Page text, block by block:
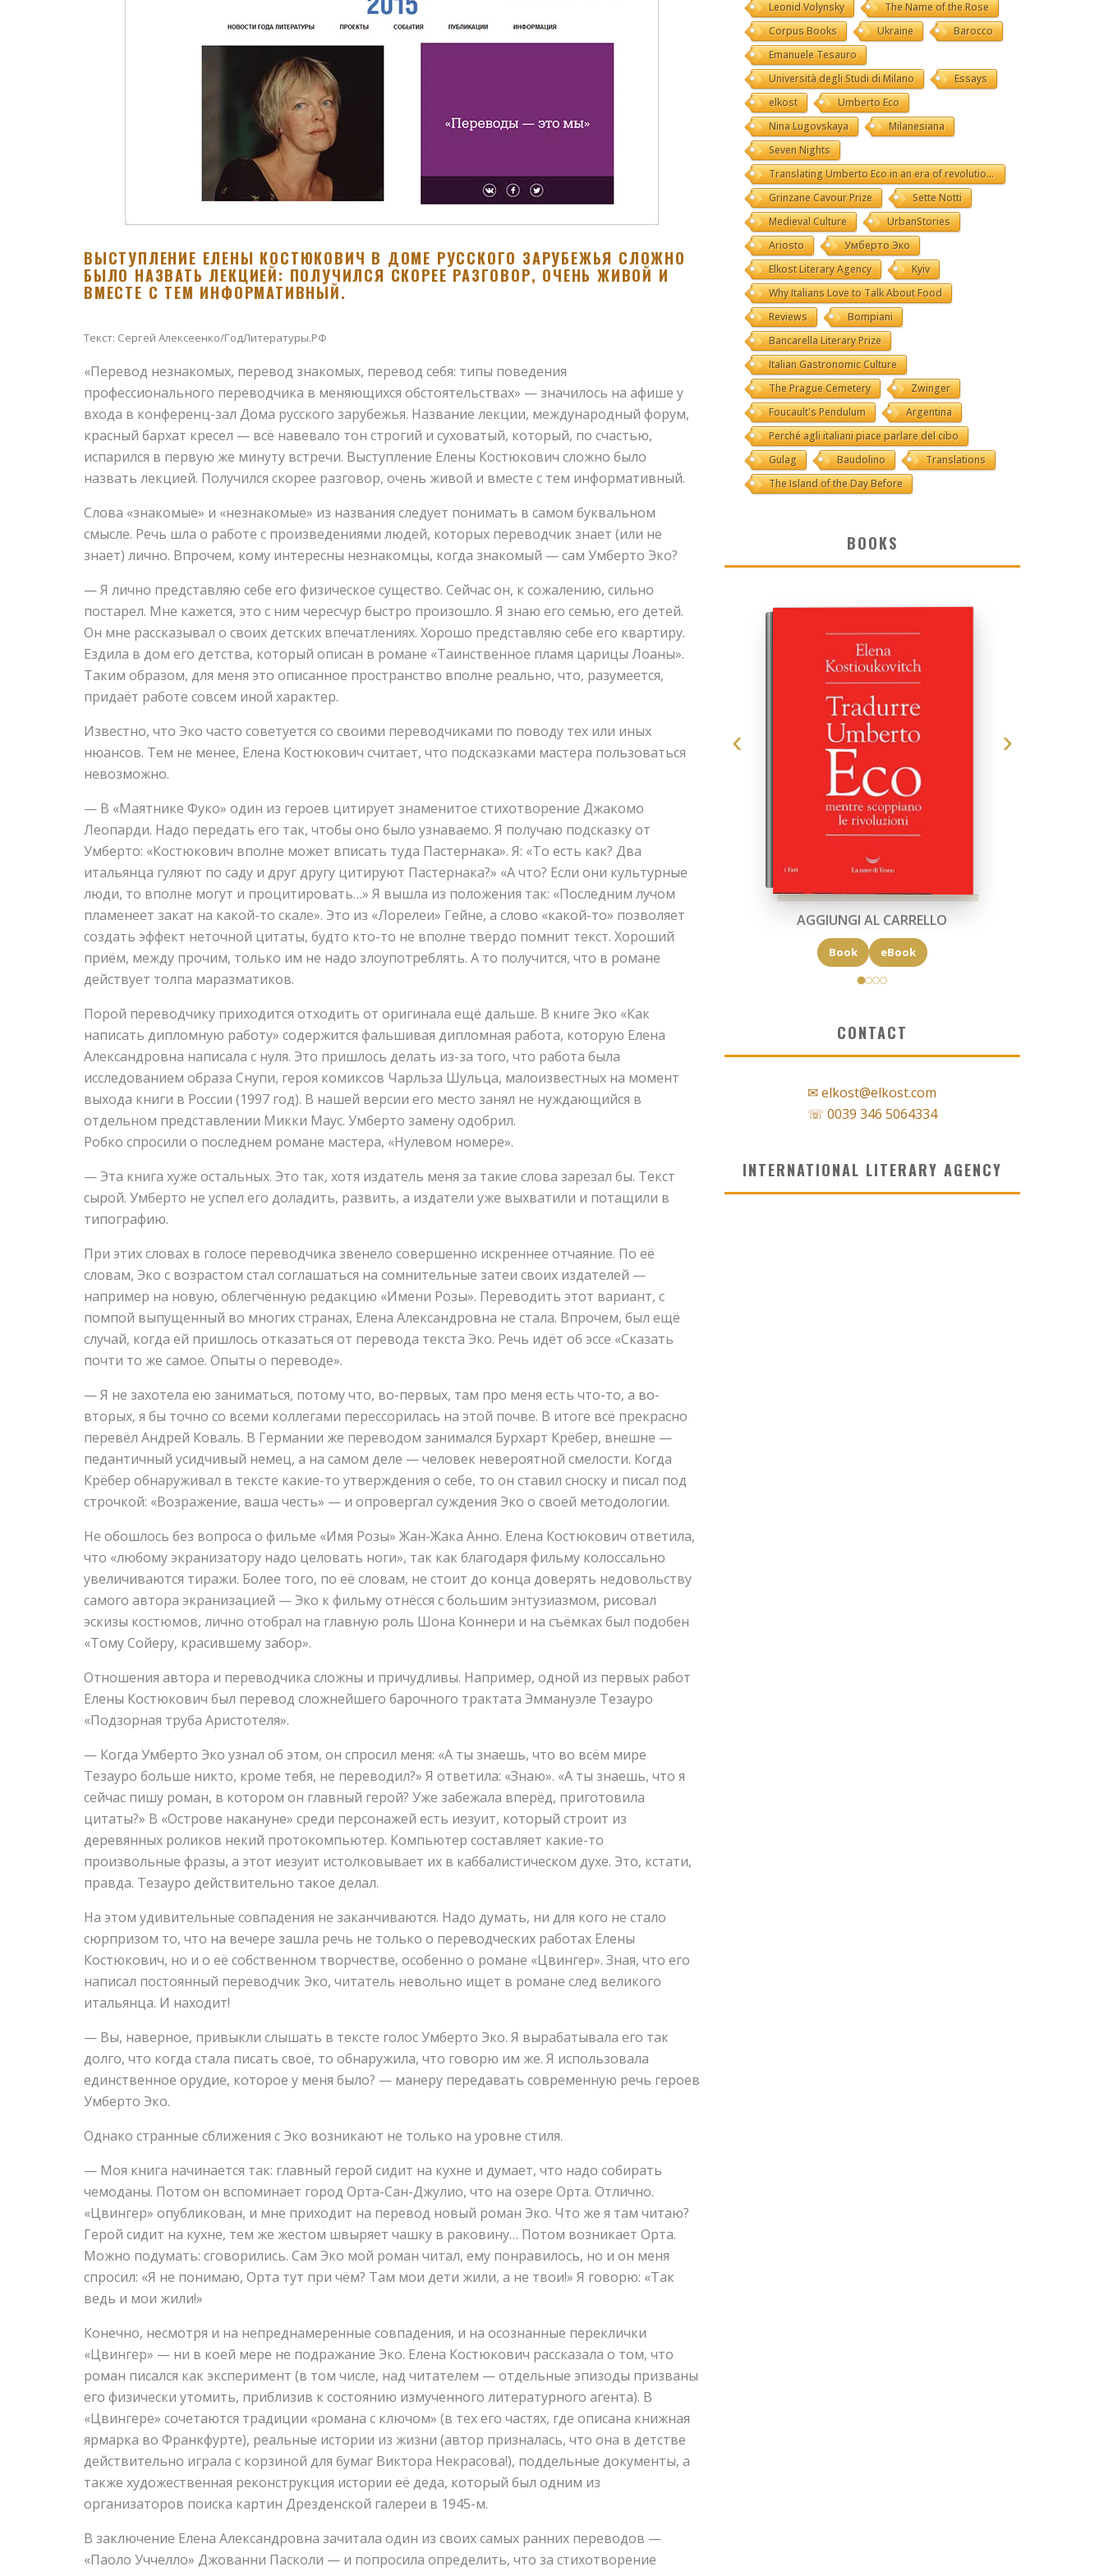
ВЫСТУПЛЕНИЕ ЕЛЕНЫ КОСТЮКОВИЧ В ДОМЕ РУССКОГО ЗАРУБЕЖЬЯ СЛОЖНО
БЫЛО НАЗВАТЬ ЛЕКЦИЕЙ: ПОЛУЧИЛСЯ СКОРЕЕ РАЗГОВОР, ОЧЕНЬ ЖИВОЙ И
ВМЕСТЕ С ТЕМ ИНФОРМАТИВНЫЙ.
Текст: Сергей Алексеенко/ГодЛитературы.РФ
«Перевод незнакомых, перевод знакомых, перевод себя: типы поведения
профессионального переводчика в меняющихся обстоятельствах» — значилось на афише у
входа в конференц-зал Дома русского зарубежья. Название лекции, международный форум,
красный бархат кресел — всё навевало тон строгий и суховатый, который, по счастью,
испарился в первую же минуту встречи. Выступление Елены Костюкович сложно было
назвать лекцией. Получился скорее разговор, очень живой и вместе с тем информативный.
Слова «знакомые» и «незнакомые» из названия следует понимать в самом буквальном
смысле. Речь шла о работе с произведениями людей, которых переводчик знает (или не
знает) лично. Впрочем, кому интересны незнакомцы, когда знакомый — сам Умберто Эко?
— Я лично представляю себе его физическое существо. Сейчас он, к сожалению, сильно
постарел. Мне кажется, это с ним чересчур быстро произошло. Я знаю его семью, его детей.
Он мне рассказывал о своих детских впечатлениях. Хорошо представляю себе его квартиру.
Ездила в дом его детства, который описан в романе «Таинственное пламя царицы Лоаны».
Таким образом, для меня это описанное пространство вполне реально, что, разумеется,
придаёт работе совсем иной характер.
Известно, что Эко часто советуется со своими переводчиками по поводу тех или иных
нюансов. Тем не менее, Елена Костюкович считает, что подсказками мастера пользоваться
невозможно.
— В «Маятнике Фуко» один из героев цитирует знаменитое стихотворение Джакомо
Леопарди. Надо передать его так, чтобы оно было узнаваемо. Я получаю подсказку от
Умберто: «Костюкович вполне может вписать туда Пастернака». Я: «То есть как? Два
итальянца гуляют по саду и друг другу цитируют Пастернака?» «А что? Если они культурные
люди, то вполне могут и процитировать…» Я вышла из положения так: «Последним лучом
пламенеет закат на какой-то скале». Это из «Лорелеи» Гейне, а слово «какой-то» позволяет
создать эффект неточной цитаты, будто кто-то не вполне твёрдо помнит текст. Хороший
приём, между прочим, только им не надо злоупотреблять. А то получится, что в романе
действует толпа маразматиков.
Порой переводчику приходится отходить от оригинала ещё дальше. В книге Эко «Как
написать дипломную работу» содержится фальшивая дипломная работа, которую Елена
Александровна написала с нуля. Это пришлось делать из-за того, что работа была
исследованием образа Снупи, героя комиксов Чарльза Шульца, малоизвестных на момент
выхода книги в России (1997 год). В нашей версии его место занял не нуждающийся в
отдельном представлении Микки Маус. Умберто замену одобрил.
Робко спросили о последнем романе мастера, «Нулевом номере».
— Эта книга хуже остальных. Это так, хотя издатель меня за такие слова зарезал бы. Текст
сырой. Умберто не успел его доладить, развить, а издатели уже выхватили и потащили в
типографию.
При этих словах в голосе переводчика звенело совершенно искреннее отчаяние. По её
словам, Эко с возрастом стал соглашаться на сомнительные затеи своих издателей —
например на новую, облегчённую редакцию «Имени Розы». Переводить этот вариант, с
помпой выпущенный во многих странах, Елена Александровна не стала. Впрочем, был ещё
случай, когда ей пришлось отказаться от перевода текста Эко. Речь идёт об эссе «Сказать
почти то же самое. Опыты о переводе».
— Я не захотела ею заниматься, потому что, во-первых, там про меня есть что-то, а во-
вторых, я бы точно со всеми коллегами перессорилась на этой почве. В итоге всё прекрасно
перевёл Андрей Коваль. В Германии же переводом занимался Бурхарт Крёбер, внешне —
педантичный усидчивый немец, а на самом деле — человек невероятной смелости. Когда
Крёбер обнаруживал в тексте какие-то утверждения о себе, то он ставил сноску и писал под
строчкой: «Возражение, ваша честь» — и опровергал суждения Эко о своей методологии.
Не обошлось без вопроса о фильме «Имя Розы» Жан-Жака Анно. Елена Костюкович ответила,
что «любому экранизатору надо целовать ноги», так как благодаря фильму колоссально
увеличиваются тиражи. Более того, по её словам, не стоит до конца доверять недовольству
самого автора экранизацией — Эко к фильму отнёсся с большим энтузиазмом, рисовал
эскизы костюмов, лично отобрал на главную роль Шона Коннери и на съёмках был подобен
«Тому Сойеру, красившему забор».
Отношения автора и переводчика сложны и причудливы. Например, одной из первых работ
Елены Костюкович был перевод сложнейшего барочного трактата Эммануэле Тезауро
«Подзорная труба Аристотеля».
— Когда Умберто Эко узнал об этом, он спросил меня: «А ты знаешь, что во всём мире
Тезауро больше никто, кроме тебя, не переводил?» Я ответила: «Знаю». «А ты знаешь, что я
сейчас пишу роман, в котором он главный герой? Уже забежала вперёд, приготовила
цитаты?» В «Острове накануне» среди персонажей есть иезуит, который строит из
деревянных роликов некий протокомпьютер. Компьютер составляет какие-то
произвольные фразы, а этот иезуит истолковывает их в каббалистическом духе. Это, кстати,
правда. Тезауро действительно такое делал.
На этом удивительные совпадения не заканчиваются. Надо думать, ни для кого не стало
сюрпризом то, что на вечере зашла речь не только о переводческих работах Елены
Костюкович, но и о её собственном творчестве, особенно о романе «Цвингер». Зная, что его
написал постоянный переводчик Эко, читатель невольно ищет в романе след великого
итальянца. И находит!
— Вы, наверное, привыкли слышать в тексте голос Умберто Эко. Я вырабатывала его так
долго, что когда стала писать своё, то обнаружила, что говорю им же. Я использовала
единственное орудие, которое у меня было? — манеру передавать современную речь героев
Умберто Эко.
Однако странные сближения с Эко возникают не только на уровне стиля.
— Моя книга начинается так: главный герой сидит на кухне и думает, что надо собирать
чемоданы. Потом он вспоминает город Орта-Сан-Джулио, что на озере Орта. Отлично.
«Цвингер» опубликован, и мне приходит на перевод новый роман Эко. Что же я там читаю?
Герой сидит на кухне, тем же жестом швыряет чашку в раковину… Потом возникает Орта.
Можно подумать: сговорились. Сам Эко мой роман читал, ему понравилось, но и он меня
спросил: «Я не понимаю, Орта тут при чём? Там мои дети жили, а не твои!» Я говорю: «Так
ведь и мои жили!»
Конечно, несмотря и на непреднамеренные совпадения, и на осознанные переклички
«Цвингер» — ни в коей мере не подражание Эко. Елена Костюкович рассказала о том, что
роман писался как эксперимент (в том числе, над читателем — отдельные эпизоды призваны
его физически утомить, приблизив к состоянию измученного литературного агента). В
«Цвингере» сочетаются традиции «романа с ключом» (в тех его частях, где описана книжная
ярмарка во Франкфурте), реальные истории из жизни (автор призналась, что она в детстве
действительно играла с корзиной для бумаг Виктора Некрасова!), поддельные документы, а
также художественная реконструкция истории её деда, который был одним из
организаторов поиска картин Дрезденской галереи в 1945-м.
В заключение Елена Александровна зачитала один из своих самых ранних переводов —
«Паоло Уччелло» Джованни Пасколи — и попросила определить, что за стихотворение
Leonid Volynsky
The Name of the Rose
Corpus Books
Ukraine
Barocco
Emanuele Tesauro
Università degli Studi di Milano
Essays
elkost
Umberto Eco
Nina Lugovskaya
Milanesiana
Seven Nights
Translating Umberto Eco in an era of revolutions
Grinzane Cavour Prize
Sette Notti
Medieval Culture
UrbanStories
Ariosto
Умберто Эко
Elkost Literary Agency
Kyiv
Why Italians Love to Talk About Food
Reviews
Bompiani
Bancarella Literary Prize
Italian Gastronomic Culture
The Prague Cemetery
Zwinger
Foucault's Pendulum
Argentina
Perché agli italiani piace parlare del cibo
Gulag
Baudolino
Translations
The Island of the Day Before
BOOKS
AGGIUNGI AL CARRELLO
Book eBook
CONTACT
✉ elkost@elkost.com
☏ 0039 346 5064334
INTERNATIONAL LITERARY AGENCY